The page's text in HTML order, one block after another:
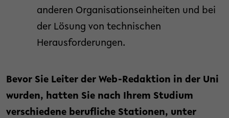
anderen Organisationseinheiten und bei
der Lösung von technischen
Herausforderungen.
Bevor Sie Leiter der Web-Redaktion in der Uni
wurden, hatten Sie nach Ihrem Studium
verschiedene berufliche Stationen, unter